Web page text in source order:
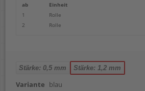
ab Einheit
1
Rolle
2
Rolle
Stärke: 0,5 mm Stärke: 1,2 mm
Variante blau